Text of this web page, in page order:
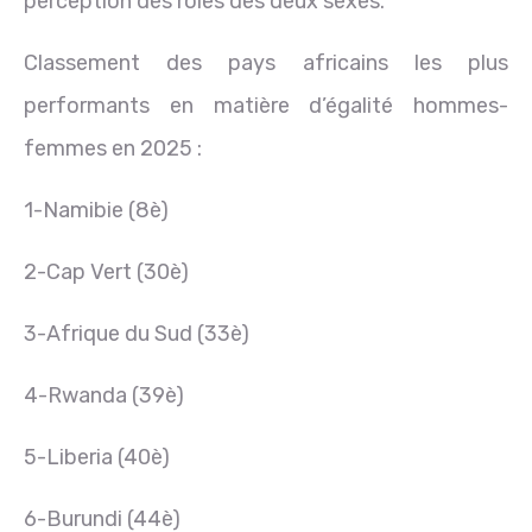
Classement des pays africains les plus
performants en matière d’égalité hommes-
femmes en 2025 :
1-Namibie (8è)
2-Cap Vert (30è)
3-Afrique du Sud (33è)
4-Rwanda (39è)
5-Liberia (40è)
6-Burundi (44è)